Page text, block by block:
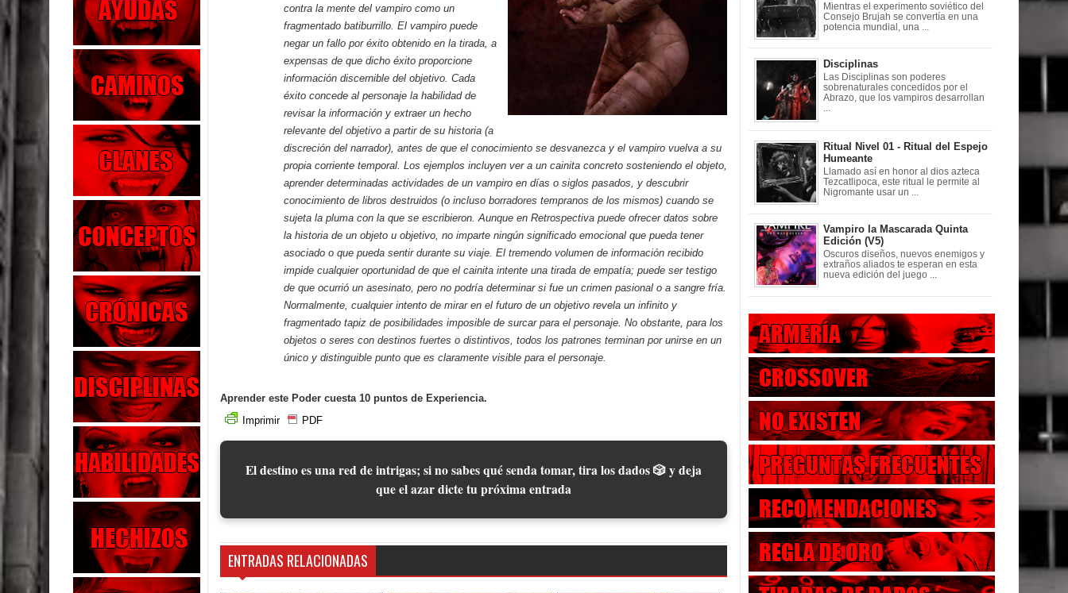
contra la mente del vampiro como un
fragmentado batiburrillo. El vampiro puede
negar un fallo por éxito obtenido en la tirada, a
expensas de que dicho éxito proporcione
información discernible del objetivo. Cada
éxito concede al personaje la habilidad de
revisar la información y extraer un hecho
relevante del objetivo a partir de su historia (a
discreción del narrador), antes de que el conocimiento se desvanezca y el vampiro vuelva a su
propia corriente temporal. Los ejemplos incluyen ver a un cainita concreto sosteniendo el objeto,
aprender determinadas actividades de un vampiro en días o siglos pasados, y descubrir
conocimiento de libros destruidos (o incluso borradores tempranos de los mismos) cuando se
sujeta la pluma con la que se escribieron. Aunque en Retrospectiva puede ofrecer datos sobre
la historia de un objeto u objetivo, no imparte ningún significado emocional que pueda tener
asociado o que pueda sentir durante su viaje. El tremendo volumen de información recibido
impide cualquier oportunidad de que el cainita intente una tirada de empatía; puede ser testigo
de que ocurrió un asesinato, pero no podría determinar si fue un crimen pasional o a sangre fría.
Normalmente, cualquier intento de mirar en el futuro de un objetivo revela un infinito y
fragmentado tapiz de posibilidades imposible de surcar para el personaje. No obstante, para los
objetos o seres con destinos fuertes o distintivos, todos los patrones terminan por unirse en un
único y distinguible punto que es claramente visible para el personaje.
Aprender este Poder cuesta 10 puntos de Experiencia.
Imprimir
PDF
El destino es una red de intrigas; si no sabes qué senda tomar, tira los dados 🎲 y deja
que el azar dicte tu próxima entrada
ENTRADAS RELACIONADAS
Mientras el experimento soviético del
Consejo Brujah se convertía en una
potencia mundial, una ...
Disciplinas
Las Disciplinas son poderes
sobrenaturales concedidos por el
Abrazo, que los vampiros desarrollan
Ritual Nivel 01 - Ritual del Espejo
Humeante
Llamado así en honor al dios azteca
Tezcatlipoca, este ritual le permite al
Nigromante usar un ...
Vampiro la Mascarada Quinta
Edición (V5)
Oscuros diseños, nuevos enemigos y
extraños aliados te esperan en esta
nueva edición del juego ...